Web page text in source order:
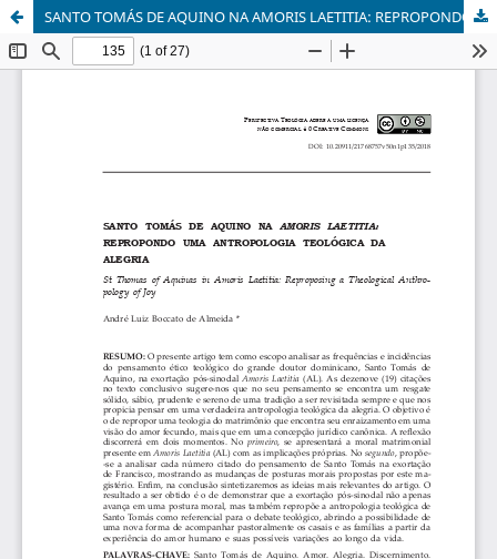
SANTO TOMÁS DE AQUINO NA AMORIS LAETITIA: REPROPONDO UMA ANTROPOLOGIA TEOLÓGICA DA ALEGRIA